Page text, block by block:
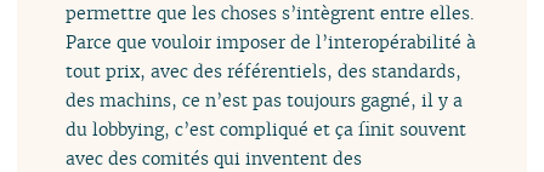
permettre que les choses s’intègrent entre elles.
Parce que vouloir imposer de l’interopérabilité à
tout prix, avec des référentiels, des standards,
des machins, ce n’est pas toujours gagné, il y a
du lobbying, c’est compliqué et ça finit souvent
avec des comités qui inventent des